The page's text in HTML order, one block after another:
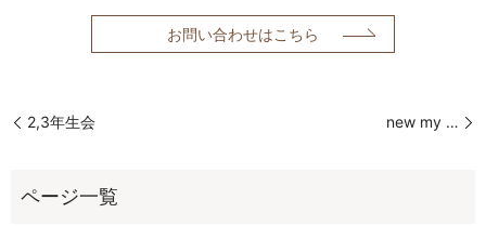
お問い合わせはこちら
2,3年生会 new my …